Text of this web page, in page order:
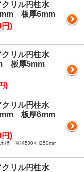
リル円柱水
板厚6mm
円)
リル円柱水
板厚5mm
)
リル円柱水
板厚6mm
円)
槽 直径500×H250mm
リル円柱水